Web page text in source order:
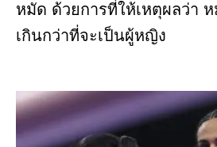
หมัด ด้วยการที่ให้เหตุผลว่า
เกินกว่าที่จะเป็นผู้หญิง